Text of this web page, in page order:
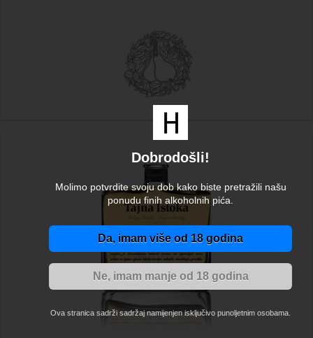
Dobrodošli!
Molimo potvrdite svoju dob kako biste pretražili našu
ponudu finih alkoholnih pića.
Da, imam više od 18 godina
Ne, imam manje od 18 godina
Ova stranica sadrži sadržaj namijenjen isključivo punoljetnim osobama.